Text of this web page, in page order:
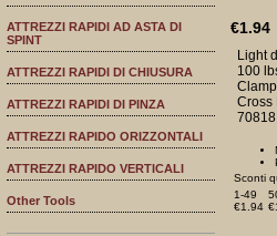
ATTREZZI RAPIDI AD ASTA DI
SPINT
ATTREZZI RAPIDI DI CHIUSURA
ATTREZZI RAPIDI DI PINZA
ATTREZZI RAPIDO ORIZZONTALI
ATTREZZI RAPIDO VERTICALI
Other Tools
€1.94
Light
100
Cross
Sconti
1-49
€1.94